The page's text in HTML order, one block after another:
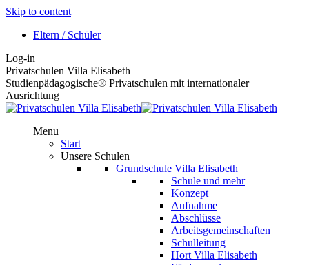
Skip to content
Eltern / Schüler
Log-in
Privatschulen Villa Elisabeth
Studienpädagogische® Privatschulen mit internationaler
Ausrichtung
Menu
Start
Unsere Schulen
Grundschule Villa Elisabeth
Schule und mehr
Konzept
Aufnahme
Abschlüsse
Arbeitsgemeinschaften
Schulleitung
Hort Villa Elisabeth